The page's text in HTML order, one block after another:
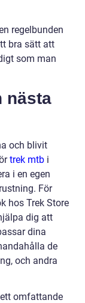
regelbunden
bra sätt att
som man
nästa
och blivit
trek mtb i
i en egen
För
hos Trek Store
dig att
dina
de
och andra
omfattande